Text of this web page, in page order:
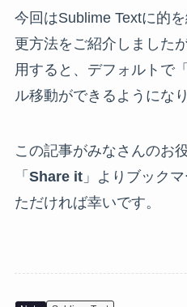
今回はSublime Textに的
更方法をご紹介しました
用すると、デフォルトで
ル移動ができるようになり
この記事がみなさんのお
「 Share it」よりブック
ただければ幸いです。